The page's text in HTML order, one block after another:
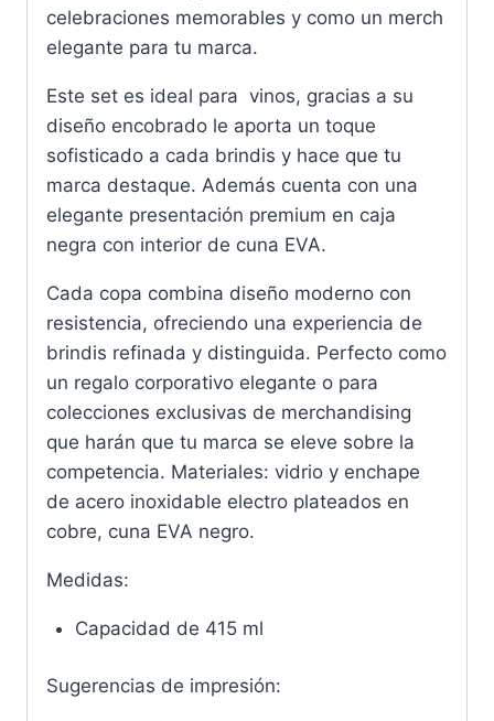
celebraciones memorables y como un merch
elegante para tu marca.
Este set es ideal para vinos, gracias a su
diseño encobrado le aporta un toque
sofisticado a cada brindis y hace que tu
marca destaque. Además cuenta con una
elegante presentación premium en caja
negra con interior de cuna EVA.
Cada copa combina diseño moderno con
resistencia, ofreciendo una experiencia de
brindis refinada y distinguida. Perfecto como
un regalo corporativo elegante o para
colecciones exclusivas de merchandising
que harán que tu marca se eleve sobre la
competencia. Materiales: vidrio y enchape
de acero inoxidable electro plateados en
cobre, cuna EVA negro.
Medidas:
Capacidad de 415 ml
Sugerencias de impresión: